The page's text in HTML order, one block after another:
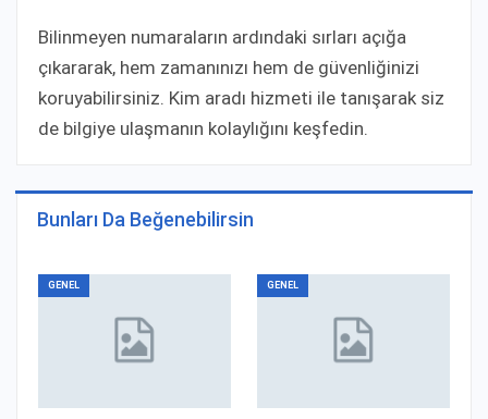
Bilinmeyen numaraların ardındaki sırları açığa
çıkararak, hem zamanınızı hem de güvenliğinizi
koruyabilirsiniz. Kim aradı hizmeti ile tanışarak siz
de bilgiye ulaşmanın kolaylığını keşfedin.
Bunları Da Beğenebilirsin
GENEL GENEL